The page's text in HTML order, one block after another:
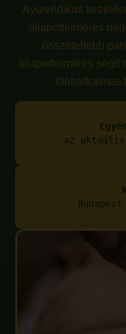
Ayurvédikus
állapotfelmérés
összetettebb
állapotfelmérés segít
többalkalmas
az